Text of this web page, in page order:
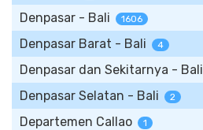
Denpasar - Bali 1606
Denpasar Barat - Bali 4
Denpasar dan Sekitarnya - Bali
Denpasar Selatan - Bali 2
Departemen Callao 1